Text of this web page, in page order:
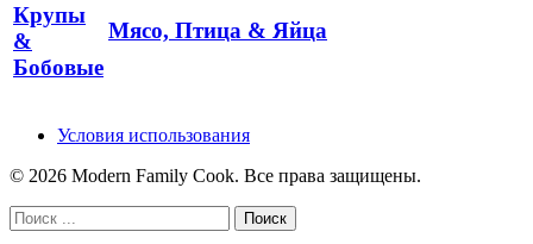
Крупы
&
Бобовые
Мясо, Птица & Яйца
Условия использования
© 2026 Modern Family Cook. Все права защищены.